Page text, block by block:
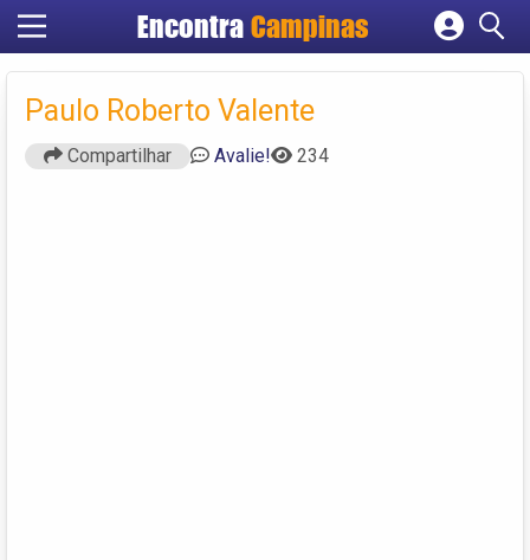
Encontra Campinas
Cadastrar empresa
Criar conta
Paulo Roberto Valente
Compartilhar Avalie! 234